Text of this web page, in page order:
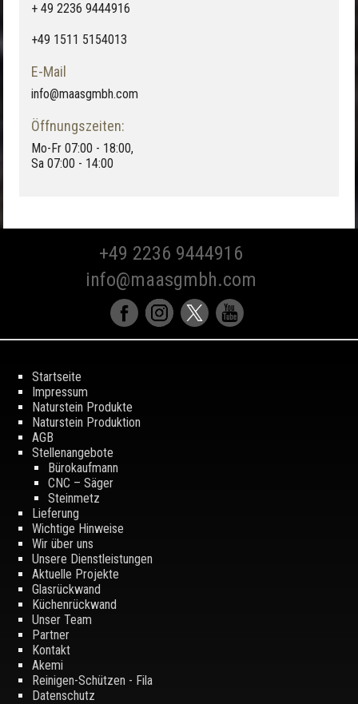
+ 49 2236 9444916
+49 1511 5154013
E-Mail
info@maasgmbh.com
Öffnungszeiten:
Mo-Fr 07:00 - 18:00,
Sa 07:00 - 14:00
+49 2236 9444916
info@maasgmbh.com
Startseite
Impressum
Naturstein Produkte
Naturstein Produktion
AGB
Stellenangebote
Bürokaufmann
CNC – Säger
Steinmetz
Lieferung
Wichtige Hinweise
Wir über uns
Unsere Dienstleistungen
Aktuelle Projekte
Glasrückwand
Küchenrückwand
Unser Team
Partner
Kontakt
Akemi
Reinigen-Schützen - Fila
Datenschutz